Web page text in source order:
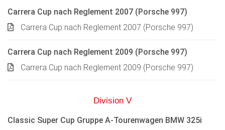
Carrera Cup nach Reglement 2007 (Porsche 997)
Carrera Cup nach Reglement 2007 (Porsche 997)
Carrera Cup nach Reglement 2009 (Porsche 997)
Carrera Cup nach Reglement 2009 (Porsche 997)
Division V
Classic Super Cup Gruppe A-Tourenwagen BMW 325i